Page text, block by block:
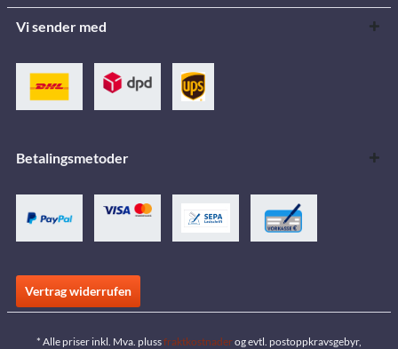
Vi sender med
Betalingsmetoder
Vertrag widerrufen
* Alle priser inkl. Mva. plussfraktkostnaderog evtl. postoppkravsgebyr,